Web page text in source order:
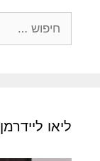
ליאו ליידרמן